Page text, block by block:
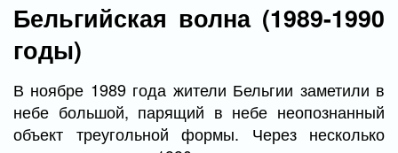
Бельгийская волна (1989-1990
годы)
В ноябре 1989 года жители Бельгии заметили в
небе большой, парящий в небе неопознанный
объект треугольной формы. Через несколько